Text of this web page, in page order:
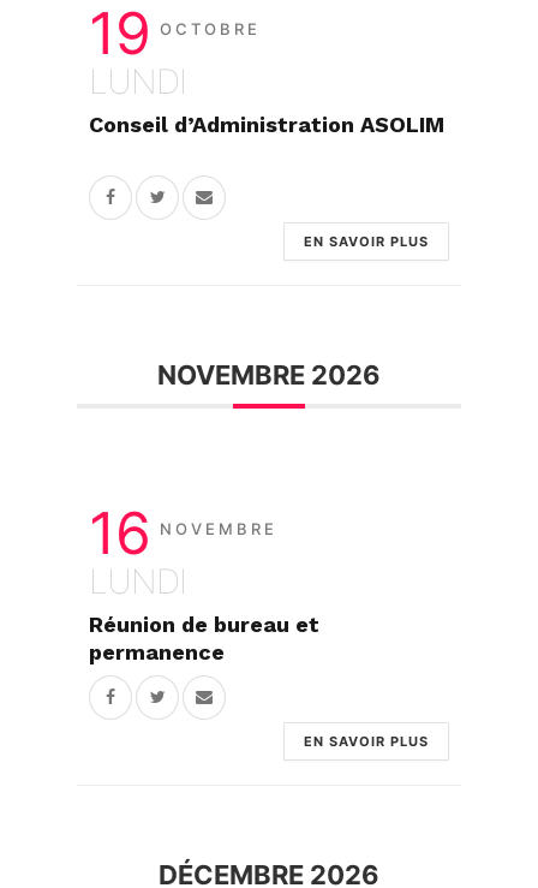
19 OCTOBRE
LUNDI
Conseil d’Administration ASOLIM
EN SAVOIR PLUS
NOVEMBRE 2026
16 NOVEMBRE
LUNDI
Réunion de bureau et
permanence
EN SAVOIR PLUS
DÉCEMBRE 2026